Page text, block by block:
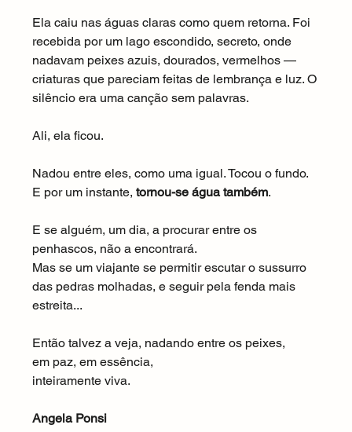
Ela caiu nas águas claras como quem retorna. Foi
recebida por um lago escondido, secreto, onde
nadavam peixes azuis, dourados, vermelhos —
criaturas que pareciam feitas de lembrança e luz. O
silêncio era uma canção sem palavras.
Ali, ela ficou.
Nadou entre eles, como uma igual. Tocou o fundo.
E por um instante, tornou-se água também.
E se alguém, um dia, a procurar entre os
penhascos, não a encontrará.
Mas se um viajante se permitir escutar o sussurro
das pedras molhadas, e seguir pela fenda mais
estreita...
Então talvez a veja, nadando entre os peixes,
em paz, em essência,
inteiramente viva.
Angela Ponsi